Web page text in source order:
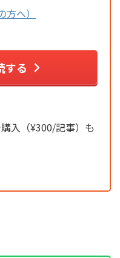
へ）
する
入（¥300/記事）も